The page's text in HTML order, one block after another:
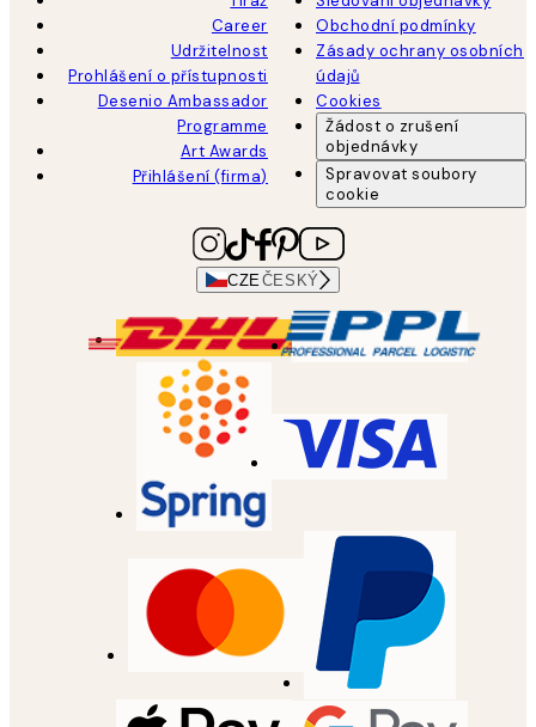
Career
Udržitelnost
Prohlášení o přístupnosti
Desenio Ambassador
Programme
Art Awards
Přihlášení (firma)
Obchodní podmínky
Zásady ochrany osobních
údajů
Cookies
Žádost o zrušení
objednávky
Spravovat soubory
cookie
CZE ČESKÝ